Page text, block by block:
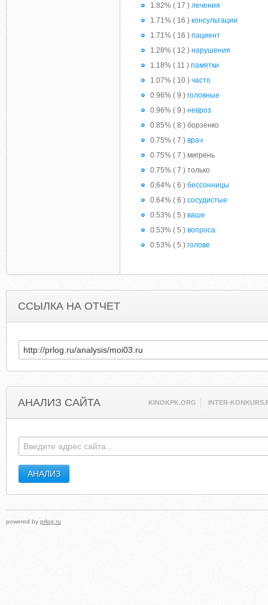
1.82% ( 17 ) лечения
1.71% ( 16 ) консультации
1.71% ( 16 ) пациент
1.28% ( 12 ) нарушения
1.18% ( 11 ) памятки
1.07% ( 10 ) часто
0.96% ( 9 ) головные
0.96% ( 9 ) невроз
0.85% ( 8 ) борзенко
0.75% ( 7 ) врач
0.75% ( 7 ) мигрень
0.75% ( 7 ) только
0.64% ( 6 ) бессонницы
0.64% ( 6 ) сосудистые
0.53% ( 5 ) ваше
0.53% ( 5 ) вопроса
0.53% ( 5 ) голове
ССЫЛКА НА ОТЧЕТ
АНАЛИЗ САЙТА KINOKPK.ORG INTER-
powered by prlog.ru